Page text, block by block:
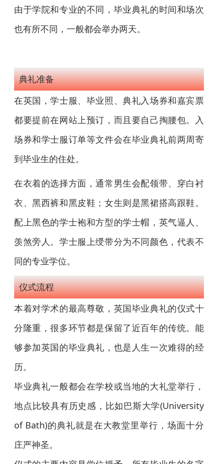
由于学院和专业的不同，毕业典礼的时间和场次
也有所不同，一般都会举办两天。
典礼准备
在英国，学士服、毕业照、典礼入场券和嘉宾票
都要提前在网站上预订，而且要自己掏腰包。入
场券和学士服订单等文件会在毕业典礼前两周寄
到毕业生的住处。
在衣着的选择方面，通常男生会配领带、穿白衬
衣、黑西裤和黑皮鞋；女生则是黑裙搭高跟鞋。
配上黑色的学士袍和方型的学士帽，英气逼人、
羡煞旁人。学士服上绶带分为不同颜色，代表不
同的专业学位。
仪式流程
本着对学术的最高尊敬，英国毕业典礼的仪式十
分隆重，很多环节都是保留了近百年的传统。能
够参加英国的毕业典礼，也是人生一次难得的经
历。
毕业典礼一般都会在学校或当地的大礼堂举行，
地点比较具有历史感，比如巴斯大学(University
of Bath)的典礼就是在大教堂里举行，场面十分
庄严神圣。